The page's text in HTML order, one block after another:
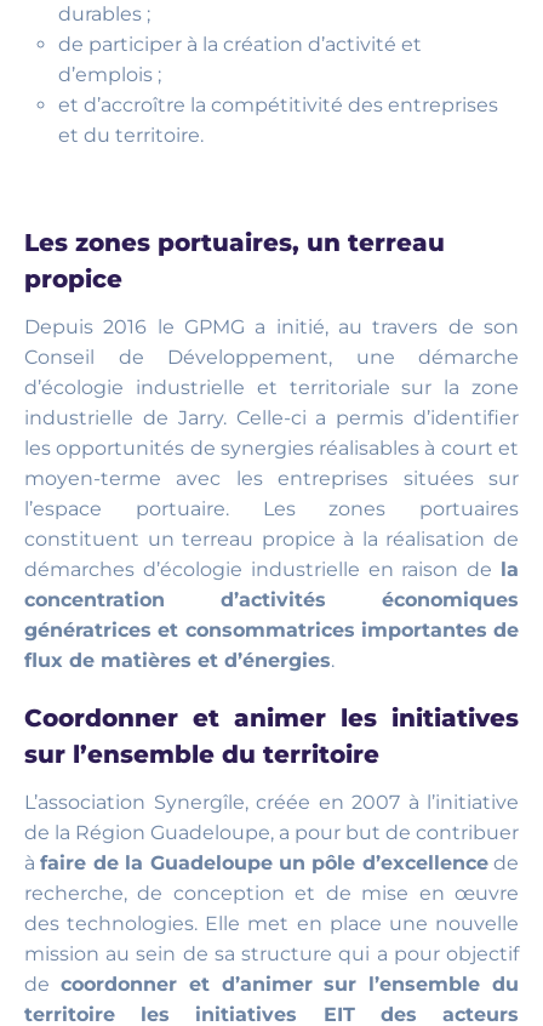
durables ;
de participer à la création d’activité et
d’emplois ;
et d’accroître la compétitivité des entreprises
et du territoire.
Les zones portuaires, un terreau
propice
Depuis 2016 le GPMG a initié, au travers de son
Conseil de Développement, une démarche
d’écologie industrielle et territoriale sur la zone
industrielle de Jarry. Celle-ci a permis d’identifier
les opportunités de synergies réalisables à court et
moyen-terme avec les entreprises situées sur
l’espace portuaire. Les zones portuaires
constituent un terreau propice à la réalisation de
démarches d’écologie industrielle en raison de la
concentration d’activités économiques
génératrices et consommatrices importantes de
flux de matières et d’énergies.
Coordonner et animer les initiatives
sur l’ensemble du territoire
L’association Synergîle, créée en 2007 à l’initiative
de la Région Guadeloupe, a pour but de contribuer
àfaire de la Guadeloupe un pôle d’excellencede
recherche, de conception et de mise en œuvre
des technologies. Elle met en place une nouvelle
mission au sein de sa structure qui a pour objectif
de coordonner et d’animer sur l’ensemble du
territoire les initiatives EIT des acteurs